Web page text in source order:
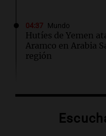
04:37 Mundo
Hutíes de Yemen
Aramco en Arabia
región
Incendios
Bromo Tengger